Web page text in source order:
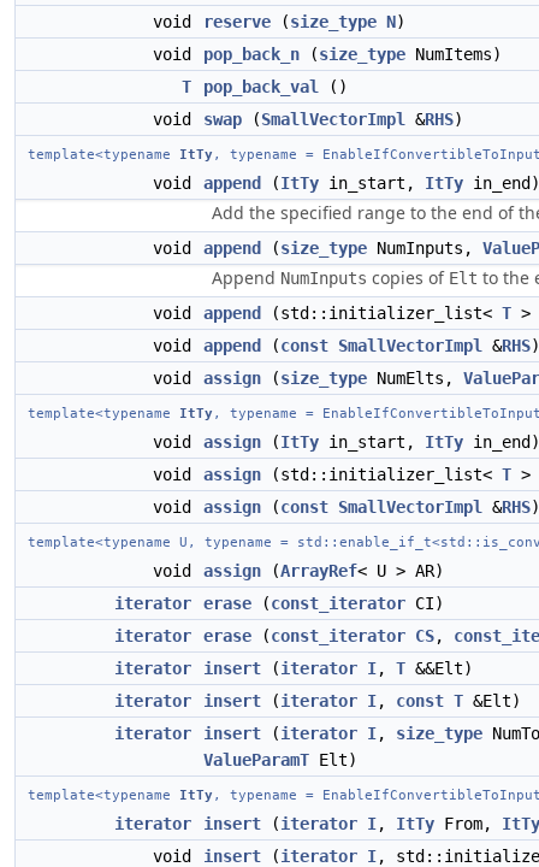
void
reserve (size_type N)
void
pop_back_n (size_type NumItems)
T
pop_back_val
()
void
swap (SmallVectorImpl &RHS)
template<typename ItTy, typename =
void append (ItTy in_start, ItTy in_end)
Add the specified range to the end of
void append (size_type NumInputs,
Append NumInputs copies of Elt to the
void append (std::initializer_list< T >
void
append (const SmallVectorImpl &RHS)
void
assign (size_type NumElts,
template<typename ItTy, typename =
void assign (ItTy in_start, ItTy in_end)
void
assign (std::initializer_list< T >
void
assign (const SmallVectorImpl &RHS)
template<typename U, typename =
void assign (ArrayRef< U > AR)
iterator
erase (const_iterator CI)
iterator
erase (const_iterator CS,
iterator
insert (iterator I, T &&Elt)
iterator
insert (iterator I, const T &Elt)
iterator
insert (iterator I, size_type
ValueParamT Elt)
template<typename ItTy, typename =
iterator insert (iterator I, ItTy From, ItTy
void
insert (iterator I,